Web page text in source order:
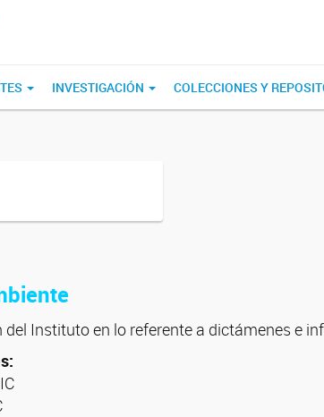
INVESTIGACIÓN COLECCIONES Y
del Instituto en lo referente a dictámenes e